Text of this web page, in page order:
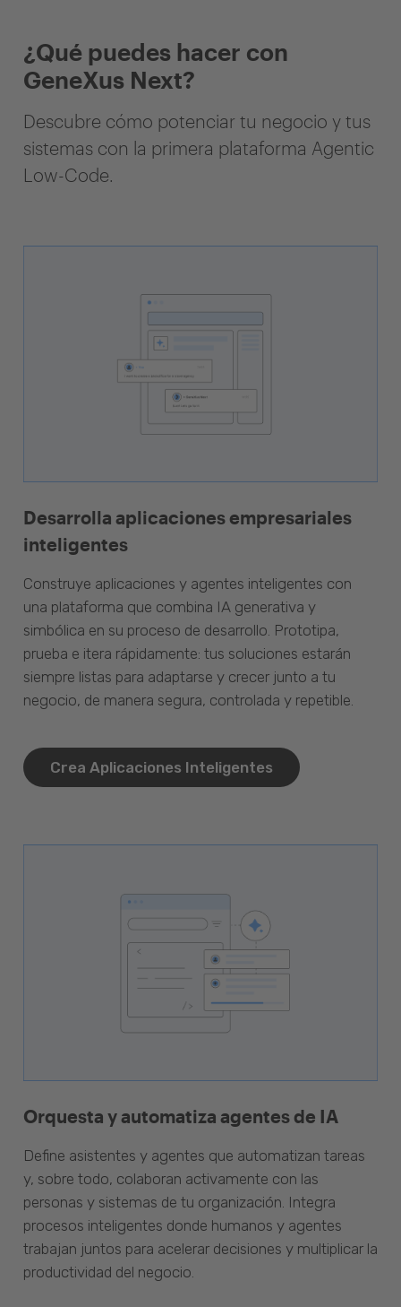
¿Qué puedes hacer con
GeneXus Next?
Descubre cómo potenciar tu negocio y tus
sistemas con la primera plataforma Agentic
Low-Code.
Desarrolla aplicaciones empresariales
inteligentes
Construye aplicaciones y agentes inteligentes con
una plataforma que combina IA generativa y
simbólica en su proceso de desarrollo. Prototipa,
prueba e itera rápidamente: tus soluciones estarán
siempre listas para adaptarse y crecer junto a tu
negocio, de manera segura, controlada y repetible.
Crea Aplicaciones Inteligentes
Orquesta y automatiza agentes de IA
Define asistentes y agentes que automatizan tareas
y, sobre todo, colaboran activamente con las
personas y sistemas de tu organización. Integra
procesos inteligentes donde humanos y agentes
trabajan juntos para acelerar decisiones y multiplicar la
productividad del negocio.